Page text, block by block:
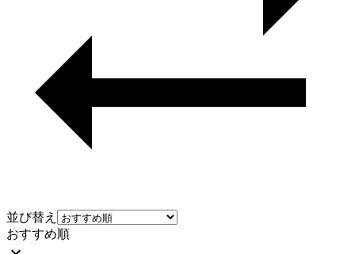
並び替え
おすすめ順